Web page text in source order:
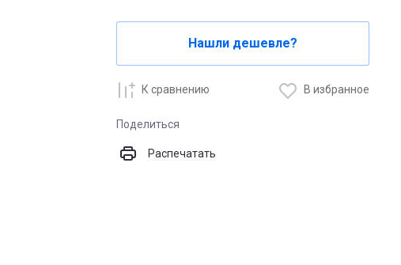
Нашли дешевле?
К сравнению В избранное
Поделиться
Распечатать